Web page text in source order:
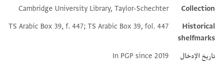
Collection
Cambridge University Library, Taylor-Schechter
Historical
shelfmarks
TS Arabic Box 39, f. 447; TS Arabic Box 39, fol. 447
تاريخ الإدخال In PGP since 2019